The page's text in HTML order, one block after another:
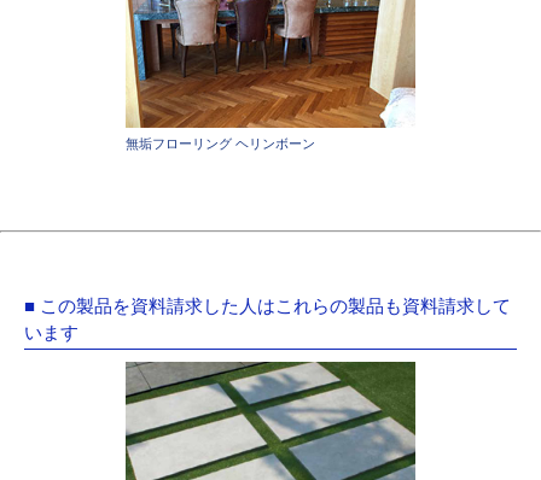
無垢フローリング ヘリンボーン
■ この製品を資料請求した人はこれらの製品も資料請求して
います